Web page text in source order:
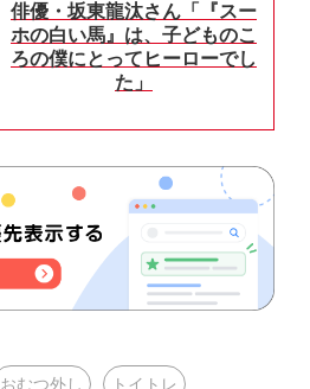
俳優・坂東龍汰さん「『スー
ホの白い馬』は、子どものこ
ろの僕にとってヒーローでし
た」
おむつ外し トイトレ